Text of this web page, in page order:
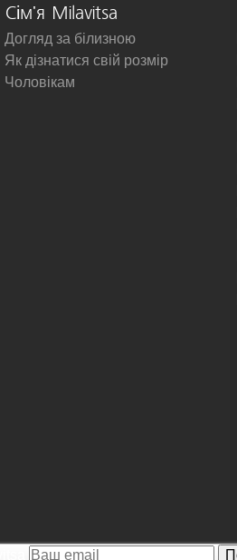
Сім'я Milavitsa
Догляд за білизною
Як дізнатися свій розмір
Чоловікам